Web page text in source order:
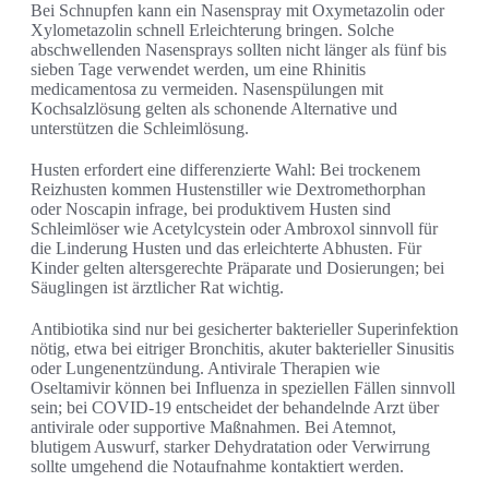
Bei Schnupfen kann ein Nasenspray mit Oxymetazolin oder
Xylometazolin schnell Erleichterung bringen. Solche
abschwellenden Nasensprays sollten nicht länger als fünf bis
sieben Tage verwendet werden, um eine Rhinitis
medicamentosa zu vermeiden. Nasenspülungen mit
Kochsalzlösung gelten als schonende Alternative und
unterstützen die Schleimlösung.
Husten erfordert eine differenzierte Wahl: Bei trockenem
Reizhusten kommen Hustenstiller wie Dextromethorphan
oder Noscapin infrage, bei produktivem Husten sind
Schleimlöser wie Acetylcystein oder Ambroxol sinnvoll für
die Linderung Husten und das erleichterte Abhusten. Für
Kinder gelten altersgerechte Präparate und Dosierungen; bei
Säuglingen ist ärztlicher Rat wichtig.
Antibiotika sind nur bei gesicherter bakterieller Superinfektion
nötig, etwa bei eitriger Bronchitis, akuter bakterieller Sinusitis
oder Lungenentzündung. Antivirale Therapien wie
Oseltamivir können bei Influenza in speziellen Fällen sinnvoll
sein; bei COVID-19 entscheidet der behandelnde Arzt über
antivirale oder supportive Maßnahmen. Bei Atemnot,
blutigem Auswurf, starker Dehydratation oder Verwirrung
sollte umgehend die Notaufnahme kontaktiert werden.